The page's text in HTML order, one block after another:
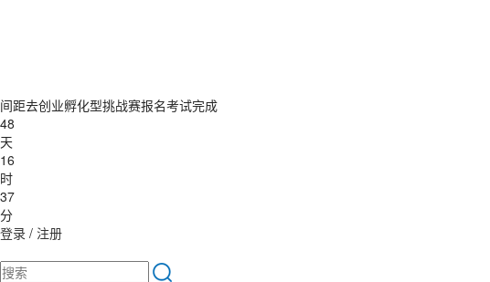
间距去创业孵化型挑战赛报名考试完成
48
天
16
时
37
分
登录 / 注册